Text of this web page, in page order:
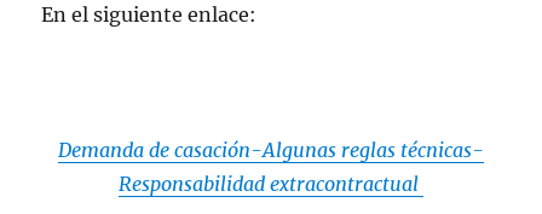
En el siguiente enlace:
Demanda de casación-Algunas reglas técnicas-
Responsabilidad extracontractual